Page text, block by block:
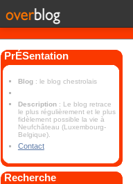
PrÉSentation
Blog : le blog chestrolais
Description : Le blog retrace
le plus régulièrement et le plus
fidèlement possible la vie à
Neufchâteau (Luxembourg-
Belgique).
Contact
Recherche